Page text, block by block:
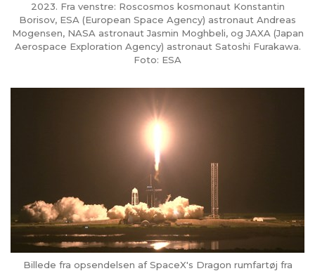
2023. Fra venstre: Roscosmos kosmonaut Konstantin
Borisov, ESA (European Space Agency) astronaut Andreas
Mogensen, NASA astronaut Jasmin Moghbeli, og JAXA (Japan
Aerospace Exploration Agency) astronaut Satoshi Furakawa.
Foto: ESA
Billede fra opsendelsen af SpaceX's Dragon rumfartøj fra